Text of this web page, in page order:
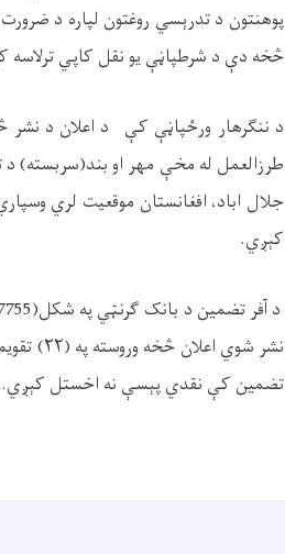
پوهنتون دتدرېسي روغتون لپاره د
څخه دې د شرطپاڼې يو نقل کاپي ترلاسه
طرزالعمل له مخې مهر او بند(سربسته) د
جلال اباد، افغانستان موقعيت لري
کېږي.
د آفر تضمين د بانک ګرنټي په شکل(
تضمين کې نقدي پېسې نه اخستل کېږي.